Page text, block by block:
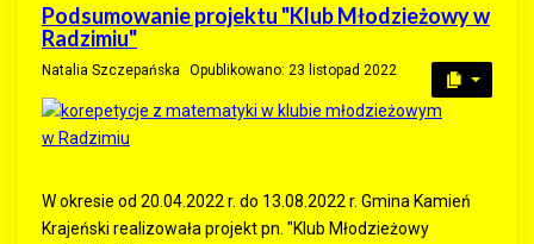
Podsumowanie projektu "Klub Młodzieżowy w
Radzimiu"
Natalia Szczepańska Opublikowano: 23 listopad 2022
W okresie od 20.04.2022 r. do 13.08.2022 r. Gmina Kamień
Krajeński realizowała projekt pn. "Klub Młodzieżowy